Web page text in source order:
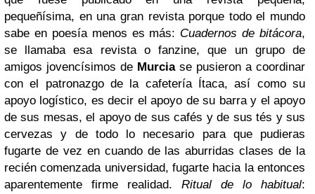
pequeñísima, en una gran revista porque todo el mundo
sabe en poesía menos es más: Cuadernos de bitácora,
se llamaba esa revista o fanzine, que un grupo de
amigos jovencísimos de Murciase pusieron a coordinar
con el patronazgo de la cafetería Ítaca, así como su
apoyo logístico, es decir el apoyo de su barra y el apoyo
de sus mesas, el apoyo de sus cafés y de sus tés y sus
cervezas y de todo lo necesario para que pudieras
fugarte de vez en cuando de las aburridas clases de la
recién comenzada universidad, fugarte hacia la entonces
aparentemente firme realidad. Ritual de lo habitual: